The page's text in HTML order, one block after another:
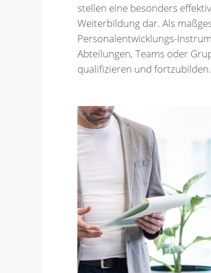
stellen eine besonders
Weiterbildung dar. Als
Personalentwicklungs-
Abteilungen, Teams oder
qualifizieren und fortzubilden.